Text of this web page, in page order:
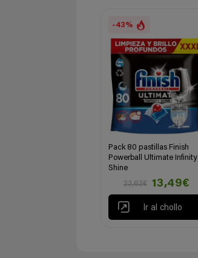
-43%
Pack 80 pastillas Finish
Powerball Ultimate Infinity
Shine
23,62€
13,49€
Ir al chollo